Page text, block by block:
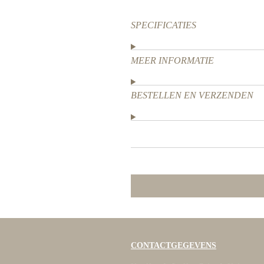
SPECIFICATIES
MEER INFORMATIE
BESTELLEN EN VERZENDEN
CONTACTGEGEVENS